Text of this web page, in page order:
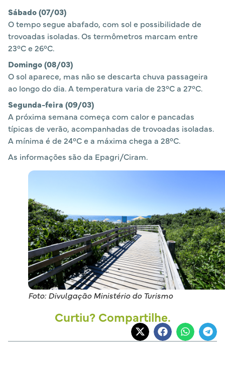
Sábado (07/03)
O tempo segue abafado, com sol e possibilidade de
trovoadas isoladas. Os termômetros marcam entre
23°C e 26°C.
Domingo (08/03)
O sol aparece, mas não se descarta chuva passageira
ao longo do dia. A temperatura varia de 23°C a 27°C.
Segunda-feira (09/03)
A próxima semana começa com calor e pancadas
típicas de verão, acompanhadas de trovoadas isoladas.
A mínima é de 24°C e a máxima chega a 28°C.
As informações são da Epagri/Ciram.
Foto: Divulgação Ministério do Turismo
Curtiu? Compartilhe.